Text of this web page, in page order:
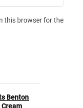
this browser for the
Benton